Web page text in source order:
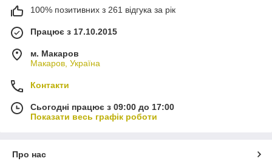
100% позитивних з 261 відгука за рік
Працює з 17.10.2015
м. Макаров
Макаров, Україна
Контакти
Сьогодні працює з 09:00 до 17:00
Показати весь графік роботи
Про нас